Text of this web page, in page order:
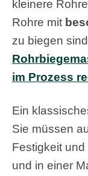
kleinere
Rohre mit
zu biegen
im Prozess
Ein
Sie müssen
Festigkeit
und in einer